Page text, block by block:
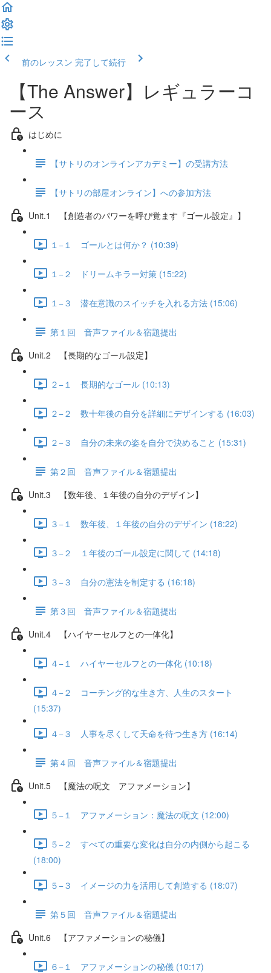
前のレッスン 完了して続行
【The Answer】レギュラーコ
ース
はじめに
【サトリのオンラインアカデミー】の受講方法
【サトリの部屋オンライン】への参加方法
Unit.1 【創造者のパワーを呼び覚ます『ゴール設定』】
１−１ ゴールとは何か？ (10:39)
１−２ ドリームキラー対策 (15:22)
１−３ 潜在意識のスイッチを入れる方法 (15:06)
第１回 音声ファイル＆宿題提出
Unit.2 【長期的なゴール設定】
２−１ 長期的なゴール (10:13)
２−２ 数十年後の自分を詳細にデザインする (16:03)
２−３ 自分の未来の姿を自分で決めること (15:31)
第２回 音声ファイル＆宿題提出
Unit.3 【数年後、１年後の自分のデザイン】
３−１ 数年後、１年後の自分のデザイン (18:22)
３−２ １年後のゴール設定に関して (14:18)
３−３ 自分の憲法を制定する (16:18)
第３回 音声ファイル＆宿題提出
Unit.4 【ハイヤーセルフとの一体化】
４−１ ハイヤーセルフとの一体化 (10:18)
４−２ コーチング的な生き方、人生のスタート
(15:37)
４−３ 人事を尽くして天命を待つ生き方 (16:14)
第４回 音声ファイル＆宿題提出
Unit.5 【魔法の呪文 アファメーション】
５−１ アファメーション：魔法の呪文 (12:00)
５−２ すべての重要な変化は自分の内側から起こる
(18:00)
５−３ イメージの力を活用して創造する (18:07)
第５回 音声ファイル＆宿題提出
Unit.6 【アファメーションの秘儀】
６−１ アファメーションの秘儀 (10:17)